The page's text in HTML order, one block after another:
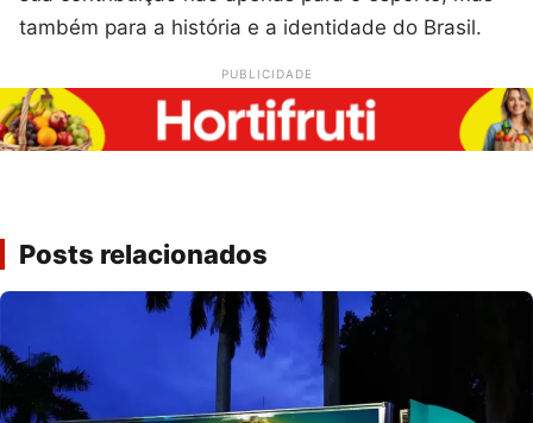
também para a história e a identidade do Brasil.
PUBLICIDADE
Posts relacionados